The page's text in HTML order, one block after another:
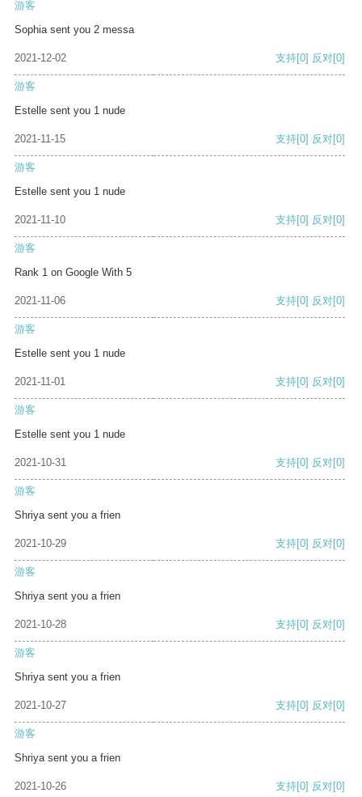
游客
Sophia sent you 2 messa
2021-12-02 支持[0] 反对[0]
游客
Estelle sent you 1 nude
2021-11-15 支持[0] 反对[0]
游客
Estelle sent you 1 nude
2021-11-10 支持[0] 反对[0]
游客
Rank 1 on Google With 5
2021-11-06 支持[0] 反对[0]
游客
Estelle sent you 1 nude
2021-11-01 支持[0] 反对[0]
游客
Estelle sent you 1 nude
2021-10-31 支持[0] 反对[0]
游客
Shriya sent you a frien
2021-10-29 支持[0] 反对[0]
游客
Shriya sent you a frien
2021-10-28 支持[0] 反对[0]
游客
Shriya sent you a frien
2021-10-27 支持[0] 反对[0]
游客
Shriya sent you a frien
2021-10-26 支持[0] 反对[0]